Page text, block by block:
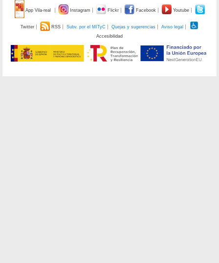
App Vila-real Instagram Flickr Facebook Youtube
Twitter RSS Subv. por el MITyC Quejas y sugerencias
Aviso legal
Accesibilidad